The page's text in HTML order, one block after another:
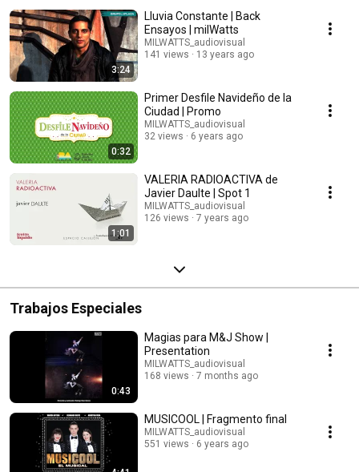
3:24
Lluvia Constante | Back
Ensayos | milWatts
MILWATTS_audiovisual
141 views
13 years ago
0:32
Primer Desfile Navideño de la
Ciudad | Promo
MILWATTS_audiovisual
32 views
6 years ago
1:01
VALERIA RADIOACTIVA de
Javier Daulte | Spot 1
MILWATTS_audiovisual
126 views
7 years ago
Trabajos Especiales
0:43
Magias para M&J Show |
Presentation
MILWATTS_audiovisual
168 views
7 months ago
MUSICOOL | Fragmento final
MILWATTS_audiovisual
551 views
6 years ago